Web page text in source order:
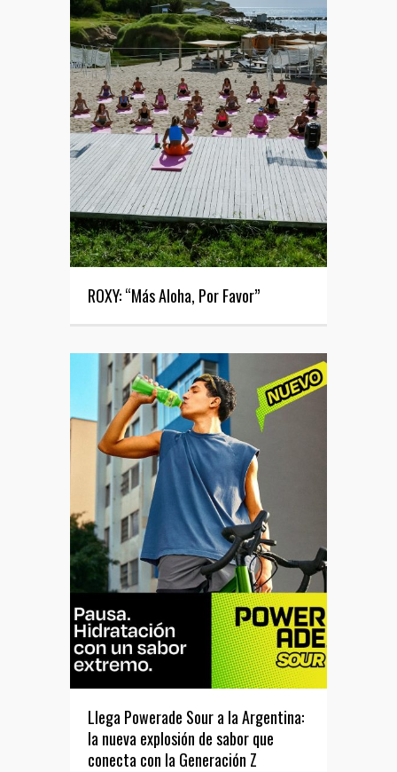
ROXY: “Más Aloha, Por Favor”
Llega Powerade Sour a la Argentina:
la nueva explosión de sabor que
conecta con la Generación Z